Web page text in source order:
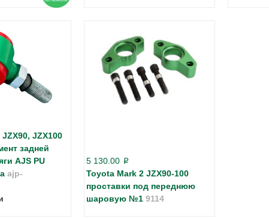
JZX100
задней
AJS PU
ajp-
5 130.00 p
Toyota Mark 2 JZX90-100
проставки под переднюю
шаровую №1 9114